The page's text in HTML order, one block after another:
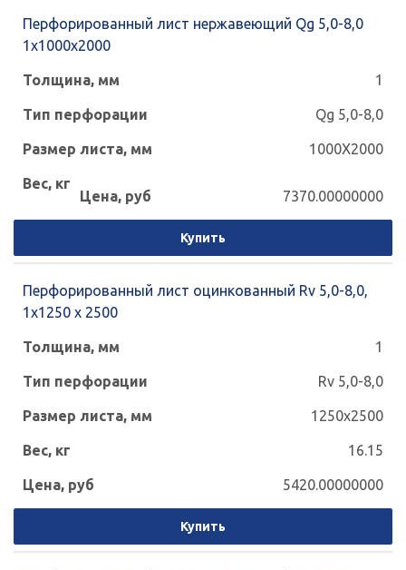
Перфорированный лист нержавеющий Qg 5,0-8,0
1x1000x2000
1
Qg 5,0-8,0
1000X2000
7370.00000000
Купить
Перфорированный лист оцинкованный Rv 5,0-8,0,
1х1250 х 2500
1
Rv 5,0-8,0
1250x2500
16.15
5420.00000000
Купить